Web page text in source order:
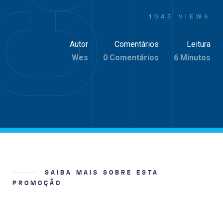
1043 VIEWS
Autor
Wes
Comentários
0 Comentários
Leitura
6 Minutos
SAIBA MAIS SOBRE ESTA
PROMOÇÃO